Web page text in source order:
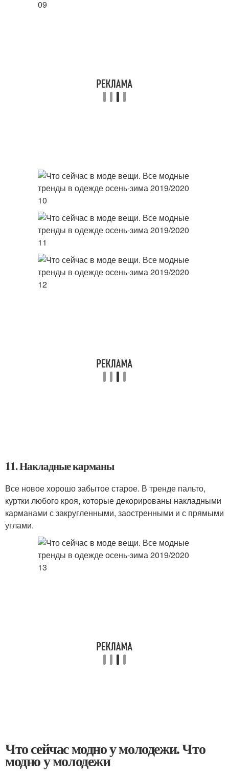
11. Накладные карманы
Все новое хорошо забытое старое. В тренде пальто,
куртки любого кроя, которые декорированы накладными
карманами с закругленными, заостренными и с прямыми
углами.
Что сейчас модно у молодежи. Что
модно у молодежи